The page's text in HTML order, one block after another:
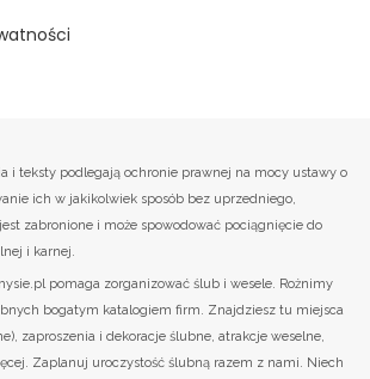
i teksty podlegają ochronie prawnej na mocy ustawy o
ich w jakikolwiek sposób bez uprzedniego,
zabronione i może spowodować pociągnięcie do
i karnej.
pomaga zorganizować ślub i wesele. Rożnimy
bogatym katalogiem firm. Znajdziesz tu miejsca
zaproszenia i dekoracje ślubne, atrakcje weselne,
Zaplanuj uroczystość ślubną razem z nami. Niech